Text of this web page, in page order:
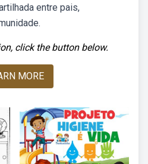
entre pais,
click the button below.
MORE